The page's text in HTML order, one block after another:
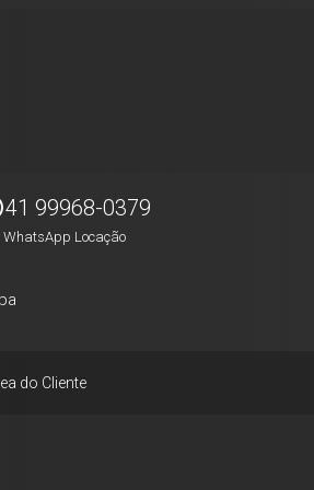
41 99968-0379
WhatsApp Locação
do Cliente